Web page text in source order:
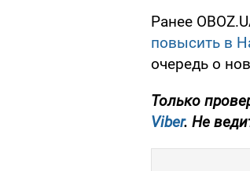
Ранее
повысить в
очередь о
Только
Viber. Не